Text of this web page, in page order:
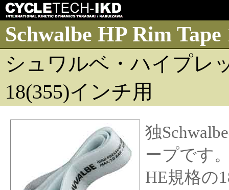
Schwalbe HP Rim
シュワルベ・ハイプレ
18(355)インチ用
独
ープです
HE規格の